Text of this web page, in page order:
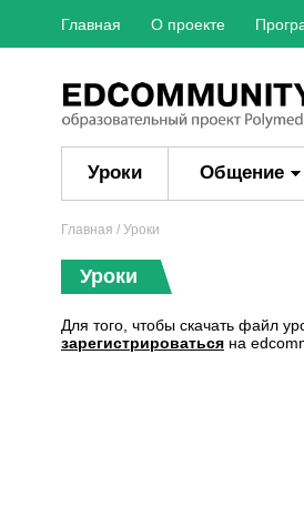
Главная О проекте
Уроки Общение
Главная / Уроки
Уроки
Для того, чтобы скачать файл
зарегистрироваться на